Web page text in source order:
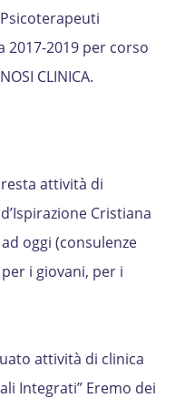
Psicoterapeuti
2019 per corso
CLINICA.
attività di
Cristiana
oggi (consulenze
i giovani, per i
attività di clinica
Integrati” Eremo dei